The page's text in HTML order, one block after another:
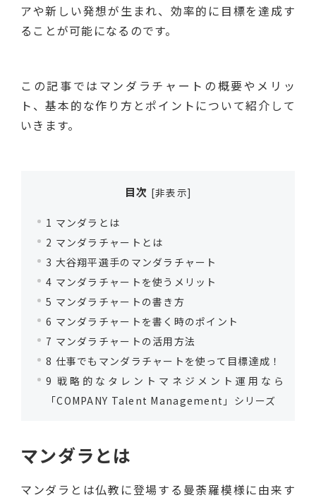
アや新しい発想が生まれ、効率的に目標を達成す
ることが可能になるのです。
この記事ではマンダラチャートの概要やメリッ
ト、基本的な作り方とポイントについて紹介して
いきます。
目次 [非表示]
1 マンダラとは
2 マンダラチャートとは
3 大谷翔平選手のマンダラチャート
4 マンダラチャートを使うメリット
5 マンダラチャートの書き方
6 マンダラチャートを書く時のポイント
7 マンダラチャートの活用方法
8 仕事でもマンダラチャートを使って目標達成！
9 戦略的なタレントマネジメント運用なら
「COMPANY Talent Management」シリーズ
マンダラとは
マンダラとは仏教に登場する曼荼羅模様に由来す